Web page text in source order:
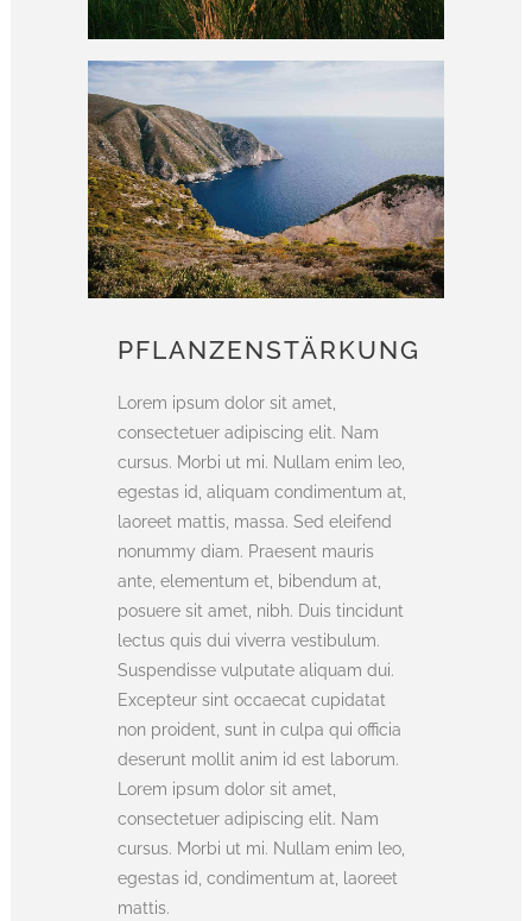
PFLANZENSTÄRKUNG
Lorem ipsum dolor sit amet,
consectetuer adipiscing elit. Nam
cursus. Morbi ut mi. Nullam enim leo,
egestas id, aliquam condimentum at,
laoreet mattis, massa. Sed eleifend
nonummy diam. Praesent mauris
ante, elementum et, bibendum at,
posuere sit amet, nibh. Duis tincidunt
lectus quis dui viverra vestibulum.
Suspendisse vulputate aliquam dui.
Excepteur sint occaecat cupidatat
non proident, sunt in culpa qui officia
deserunt mollit anim id est laborum.
Lorem ipsum dolor sit amet,
consectetuer adipiscing elit. Nam
cursus. Morbi ut mi. Nullam enim leo,
egestas id, condimentum at, laoreet
mattis.